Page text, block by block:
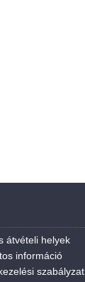
átvételi helyek
információ
szabályzat